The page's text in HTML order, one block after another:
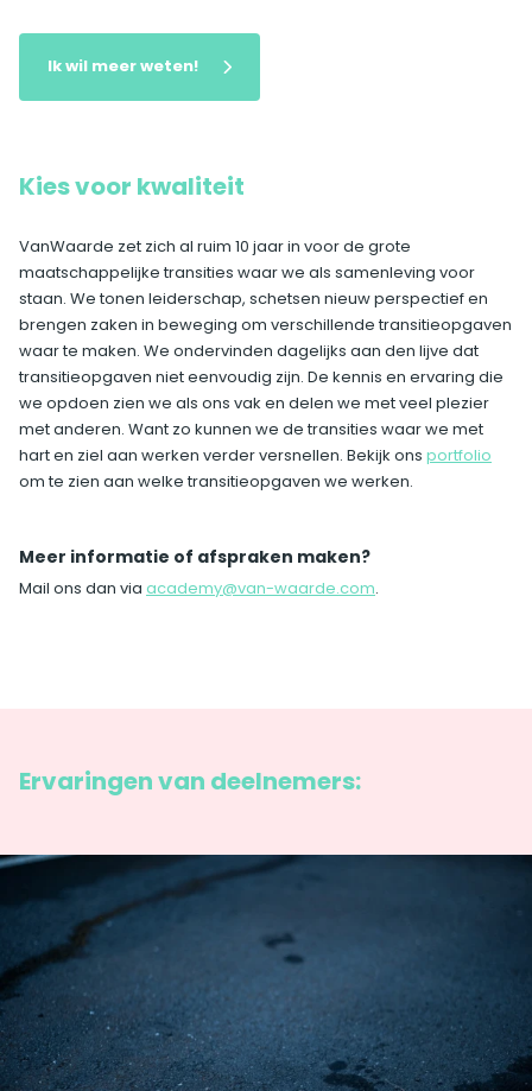
Ik wil meer weten!
Kies voor kwaliteit
VanWaarde zet zich al ruim 10 jaar in voor de grote
maatschappelijke transities waar we als samenleving voor
staan. We tonen leiderschap, schetsen nieuw perspectief en
brengen zaken in beweging om verschillende transitieopgaven
waar te maken. We ondervinden dagelijks aan den lijve dat
transitieopgaven niet eenvoudig zijn. De kennis en ervaring die
we opdoen zien we als ons vak en delen we met veel plezier
met anderen. Want zo kunnen we de transities waar we met
hart en ziel aan werken verder versnellen. Bekijk ons portfolio
om te zien aan welke transitieopgaven we werken.
Meer informatie of afspraken maken?
Mail ons dan via academy@van-waarde.com.
Ervaringen van deelnemers: